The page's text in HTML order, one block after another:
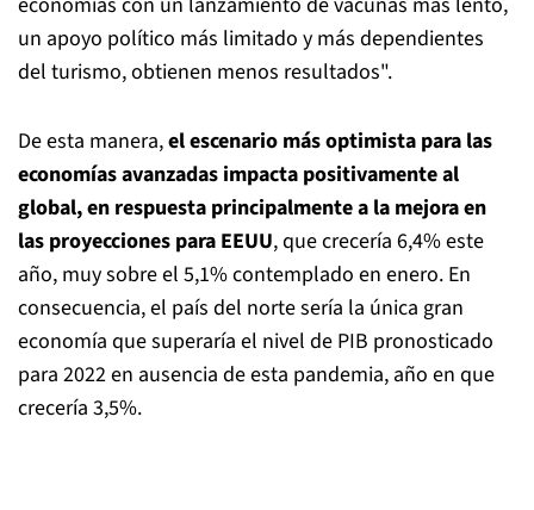
un apoyo político más limitado y más dependientes
del turismo, obtienen menos resultados".
De esta manera,el escenario más optimista para las
economías avanzadas impacta positivamente al
global, en respuesta principalmente a la mejora en
las proyecciones para EEUU, que crecería 6,4% este
año, muy sobre el 5,1% contemplado en enero. En
consecuencia, el país del norte sería la única gran
economía que superaría el nivel de PIB pronosticado
para 2022 en ausencia de esta pandemia, año en que
crecería 3,5%.